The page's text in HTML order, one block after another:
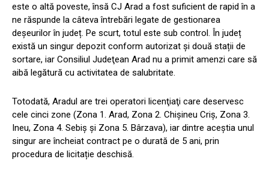
este o altă poveste, însă CJ Arad a fost suficient de rapid în a
ne răspunde la câteva întrebări legate de gestionarea
deșeurilor în județ. Pe scurt, totul este sub control. În județ
există un singur depozit conform autorizat și două stații de
sortare, iar Consiliul Judeţean Arad nu a primit amenzi care să
aibă legătură cu activitatea de salubritate.
Totodată, Aradul are trei operatori licenţiaţi care deservesc
cele cinci zone (Zona 1. Arad, Zona 2. Chișineu Criș, Zona 3.
Ineu, Zona 4. Sebiș și Zona 5. Bârzava), iar dintre aceștia unul
singur are încheiat contract pe o durată de 5 ani, prin
procedura de licitație deschisă.